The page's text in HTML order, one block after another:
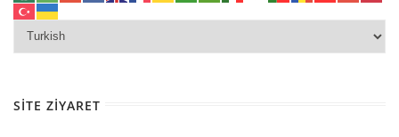
SITE ZIYARET